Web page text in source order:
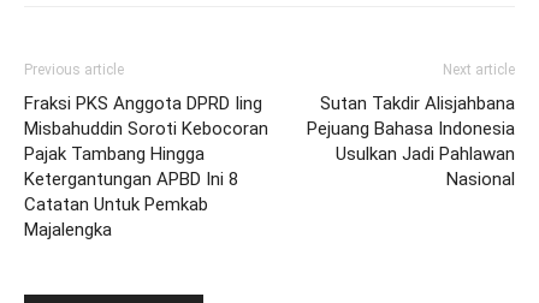
Previous article
Fraksi PKS Anggota DPRD Iing
Misbahuddin Soroti Kebocoran
Pajak Tambang Hingga
Ketergantungan APBD Ini 8
Catatan Untuk Pemkab
Majalengka
Next article
Sutan Takdir Alisjahbana
Pejuang Bahasa Indonesia
Usulkan Jadi Pahlawan
Nasional